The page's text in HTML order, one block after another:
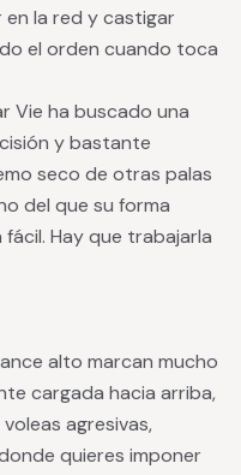
la red y castigar
el orden cuando toca
Vie ha buscado una
y bastante
seco de otras palas
del que su forma
Hay que trabajarla
alto marcan mucho
cargada hacia arriba,
agresivas,
quieres imponer